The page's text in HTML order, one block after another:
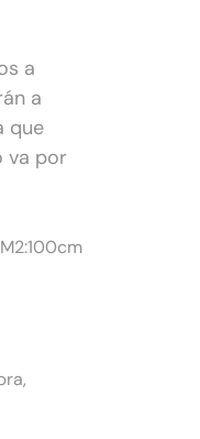
a
a
que
va por